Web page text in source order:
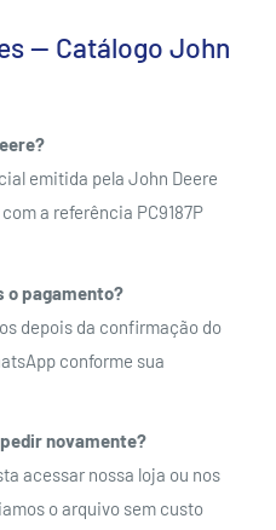
— Catálogo John
emitida pela John Deere
a referência PC9187P
o pagamento?
depois da confirmação do
conforme sua
novamente?
acessar nossa loja ou nos
o arquivo sem custo